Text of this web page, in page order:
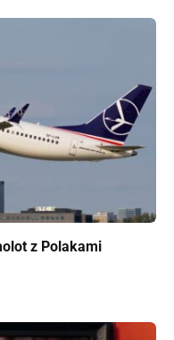
z Polakami